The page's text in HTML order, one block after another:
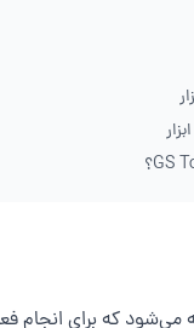
می‌شود که برای انجام